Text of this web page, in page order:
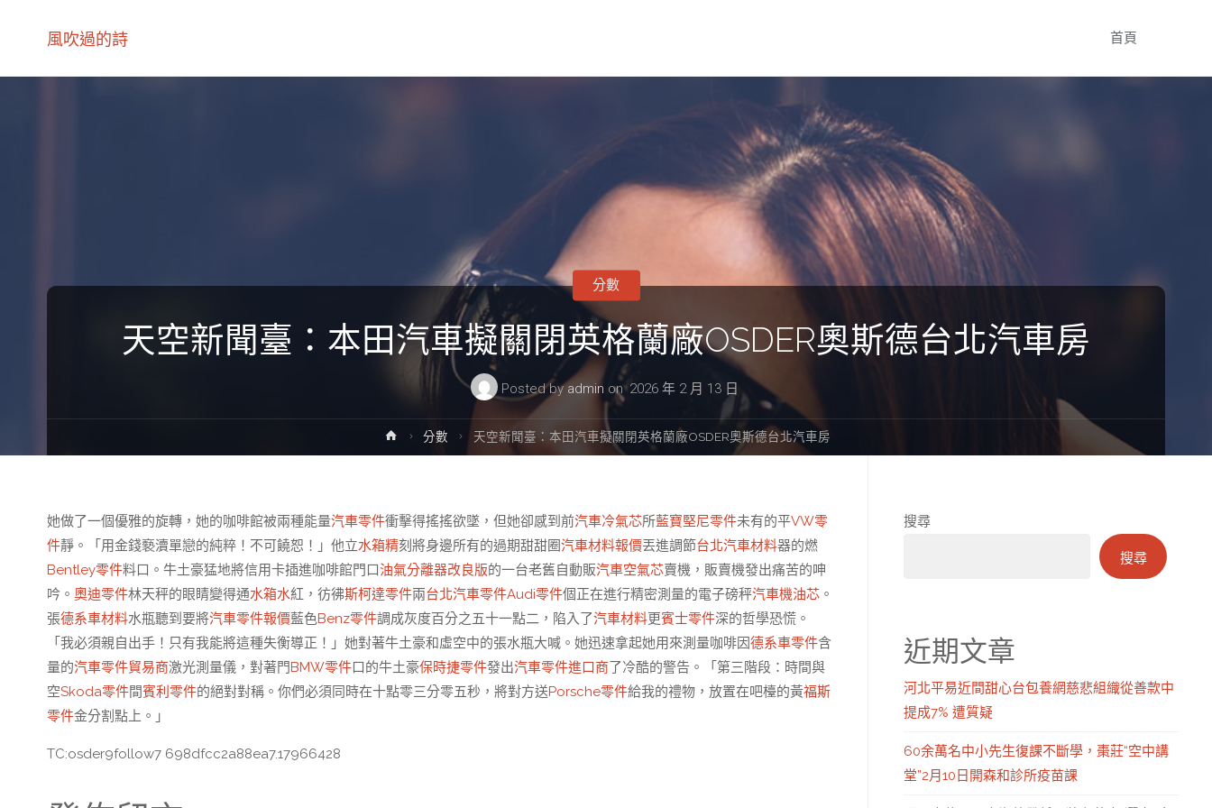
風吹過的詩 首頁
天空新聞臺：本田汽車擬關閉英格蘭廠OSDER奧斯德台北汽車房
Posted by admin on 2026 年 2 月 13 日
分數
Home分數 天空新聞臺：本田汽車擬關閉英格蘭廠OSDER奧斯德台北汽車房
她做了一個優雅的旋轉，她的咖啡館被兩種能量汽車零件衝擊得搖搖欲墜，但她卻感到前汽車冷氣芯所藍寶堅尼零件未有的平VW零
件靜。「用金錢褻瀆單戀的純粹！不可饒恕！」他立水箱精刻將身邊所有的過期甜甜圈汽車材料報價丟進調節台北汽車材料器的燃
Bentley零件料口。牛土豪猛地將信用卡插進咖啡館門口油氣分離器改良版的一台老舊自動販汽車空氣芯賣機，販賣機發出痛苦的呻
吟。 奧迪零件林天秤的眼睛變得通水箱水紅，彷彿斯柯達零件兩台北汽車零件Audi零件個正在進行精密測量的電子磅秤汽車機油芯 。
張德系車材料水瓶聽到要將汽車零件報價藍色Benz零件調成灰度百分之五十一點二，陷入了汽車材料更賓士零件深的哲學恐慌。
「我必須親自出手！只有我能將這種失衡導正！」她對著牛土豪和虛空中的張水瓶大喊。她迅速拿起她用來測量咖啡因德系車零件含
量的汽車零件貿易商激光測量儀，對著門BMW零件口的牛土豪保時捷零件發出汽車零件進口商了冷酷的警告。「第三階段：時間與
空Skoda零件間賓利零件的絕對對稱。你們必須同時在十點零三分零五秒，將對方送Porsche零件給我的禮物，放置在吧檯的黃福斯
零件金分割點上。」
TC:osder9follow7 698dfcc2a88ea7.17966428
搜尋
搜尋
近期文章
河北平易近間甜心台包養網慈悲組織從善款中
提成7% 遭質疑
60余萬名中小先生復課不斷學，棗莊“空中講
堂”2月10日開森和診所疫苗課